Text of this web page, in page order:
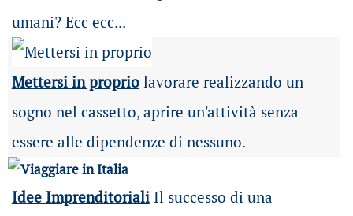
umani? Ecc ecc...
Mettersi in propriolavorare realizzando un
sogno nel cassetto, aprire un'attività senza
essere alle dipendenze di nessuno.
Idee ImprenditorialiIl successo di una